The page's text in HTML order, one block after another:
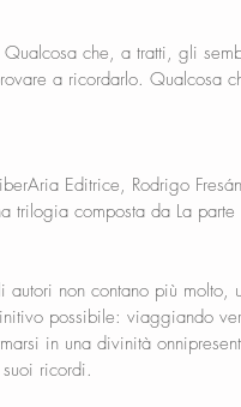
che, a tratti, gli
a ricordarlo. Qualcosa
Editrice, Rodrigo
trilogia composta da La
non contano più molto,
possibile: viaggiando
in una divinità
ricordi.